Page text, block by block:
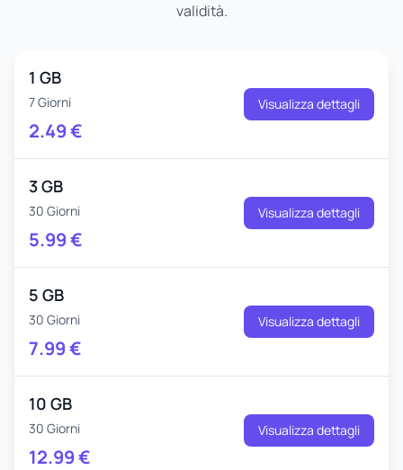
validità.
1 GB
7 Giorni
2.49€
Visualizza dettagli
3 GB
30 Giorni
5.99€
Visualizza dettagli
5 GB
30 Giorni
7.99€
Visualizza dettagli
10 GB
30 Giorni
12.99€
Visualizza dettagli